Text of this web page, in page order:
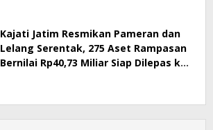
Kajati Jatim Resmikan Pameran dan
Lelang Serentak, 275 Aset Rampasan
Bernilai Rp40,73 Miliar Siap Dilepas ke